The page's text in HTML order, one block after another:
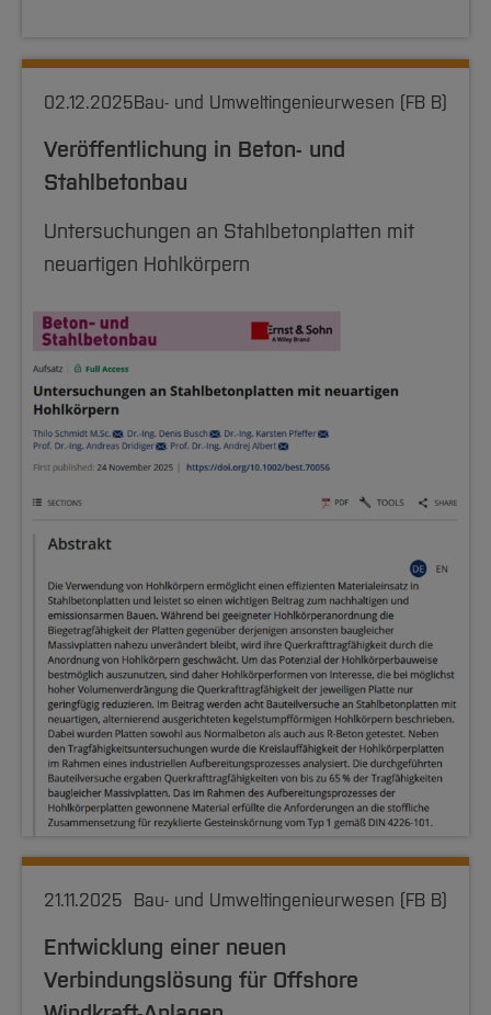
02.12.2025Bau- und Umweltingenieurwesen (FB B)
Veröffentlichung in Beton- und
Stahlbetonbau
Untersuchungen an Stahlbetonplatten mit
neuartigen Hohlkörpern
21.11.2025 Bau- und Umweltingenieurwesen (FB B)
Entwicklung einer neuen
Verbindungslösung für Offshore